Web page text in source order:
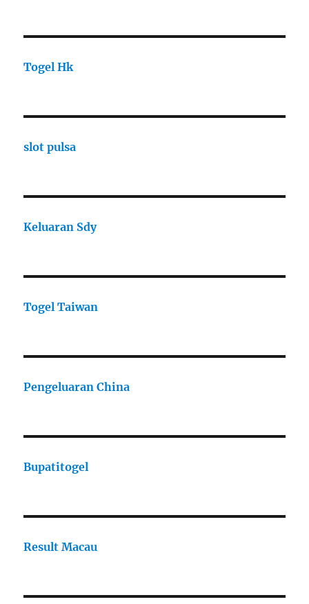
Togel Hk
slot pulsa
Keluaran Sdy
Togel Taiwan
Pengeluaran China
Bupatitogel
Result Macau